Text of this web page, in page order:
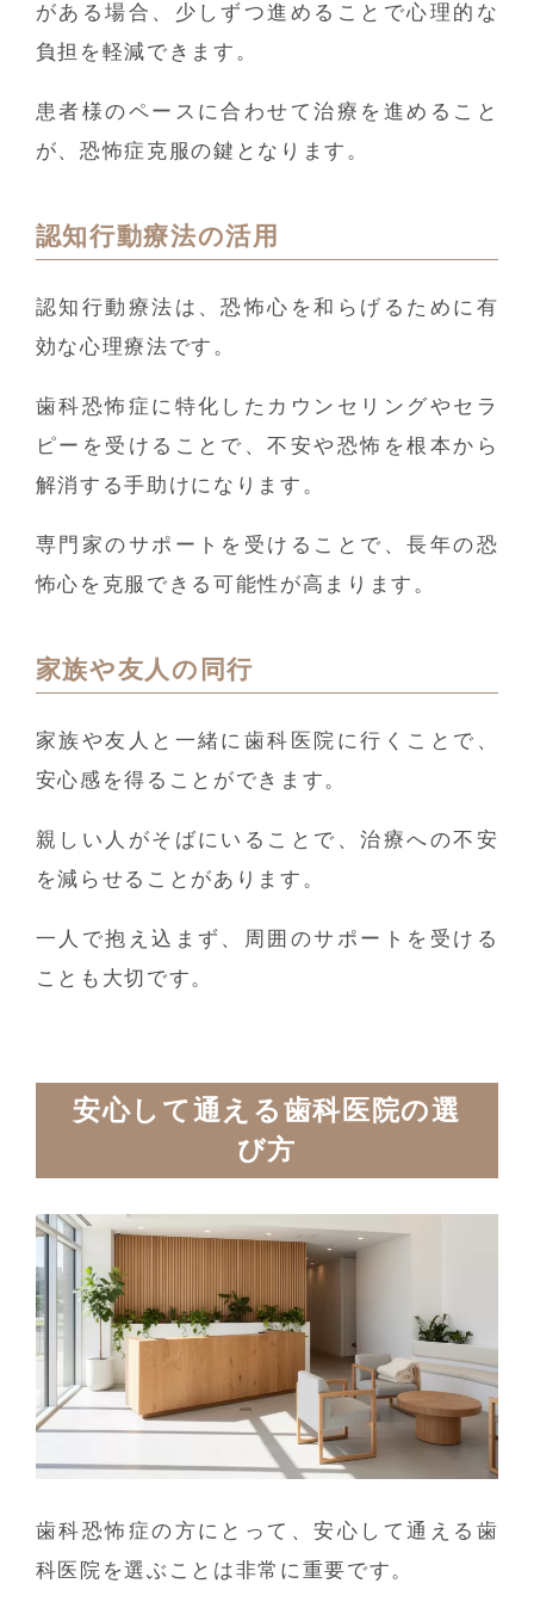
がある場合、少しずつ進めることで心理的な
負担を軽減できます。
患者様のペースに合わせて治療を進めること
が、恐怖症克服の鍵となります。
認知行動療法の活用
認知行動療法は、恐怖心を和らげるために有
効な心理療法です。
歯科恐怖症に特化したカウンセリングやセラ
ピーを受けることで、不安や恐怖を根本から
解消する手助けになります。
専門家のサポートを受けることで、長年の恐
怖心を克服できる可能性が高まります。
家族や友人の同行
家族や友人と一緒に歯科医院に行くことで、
安心感を得ることができます。
親しい人がそばにいることで、治療への不安
を減らせることがあります。
一人で抱え込まず、周囲のサポートを受ける
ことも大切です。
安心して通える歯科医院の選
び方
歯科恐怖症の方にとって、安心して通える歯
科医院を選ぶことは非常に重要です。